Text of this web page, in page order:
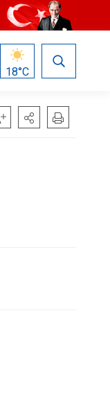
18°C